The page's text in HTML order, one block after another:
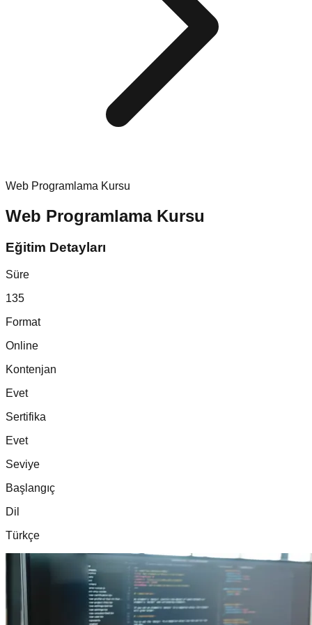
Web Programlama Kursu
Web Programlama Kursu
Eğitim Detayları
Süre
135
Format
Online
Kontenjan
Evet
Sertifika
Evet
Seviye
Başlangıç
Dil
Türkçe